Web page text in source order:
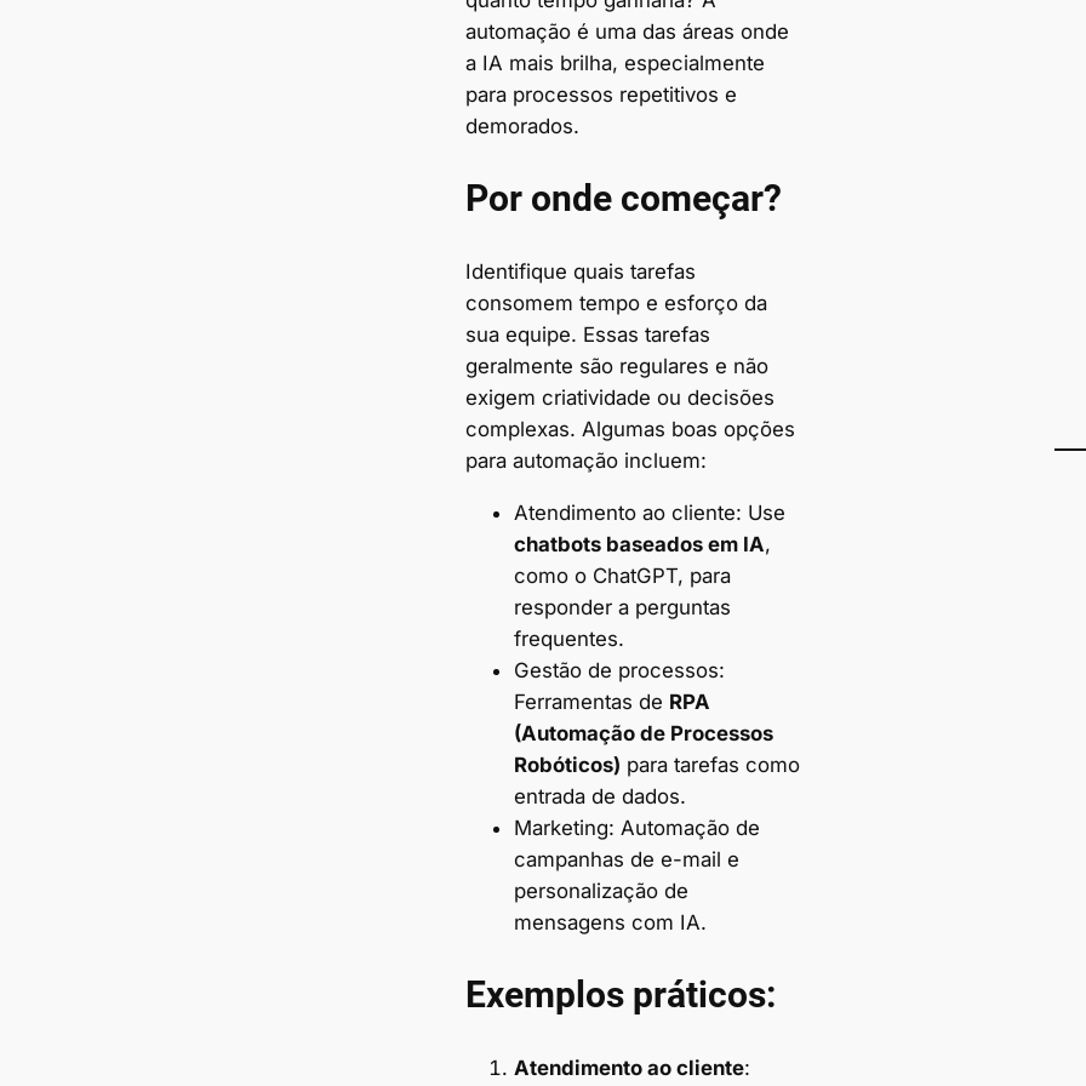
automação é uma das áreas onde
a IA mais brilha, especialmente
para processos repetitivos e
demorados.
Por onde começar?
Identifique quais tarefas
consomem tempo e esforço da
sua equipe. Essas tarefas
geralmente são regulares e não
exigem criatividade ou decisões
complexas. Algumas boas opções
para automação incluem:
Atendimento ao cliente: Use
chatbots baseados em IA,
como o ChatGPT, para
responder a perguntas
frequentes.
Gestão de processos:
Ferramentas de RPA
(Automação de Processos
Robóticos) para tarefas como
entrada de dados.
Marketing: Automação de
campanhas de e-mail e
personalização de
mensagens com IA.
Exemplos práticos:
Atendimento ao cliente: